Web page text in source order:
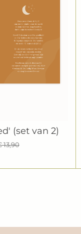
(set van 2)
13,90